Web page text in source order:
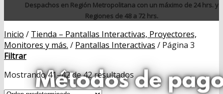
Despachos en Región Metropolitana con un máximo de 24 hrs. y
Regiones de 48 a 72 hrs.
Inicio / Tienda – Pantallas Interactivas, Proyectores,
Monitores y más. / Pantallas Interactivas / Página 3
Filtrar
Mostrando 41–42 de 42 resultados